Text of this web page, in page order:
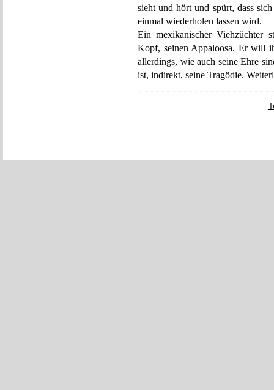
sieht und hört und spürt, dass
einmal wiederholen lassen wird.
Ein mexikanischer Viehzüchter
Kopf, seinen Appaloosa. Er will
allerdings, wie auch seine Ehre
ist, indirekt, seine Tragödie.